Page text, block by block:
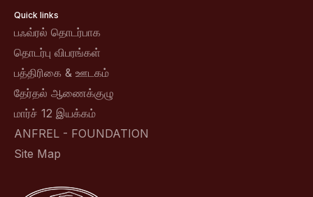
Quick links
பஃவ்ரல் தொடர்பாக
தொடர்பு விபரங்கள்
பத்திரிகை & ஊடகம்
தேர்தல் ஆணைக்குழு
மார்ச் 12 இயக்கம்
ANFREL - FOUNDATION
Site Map